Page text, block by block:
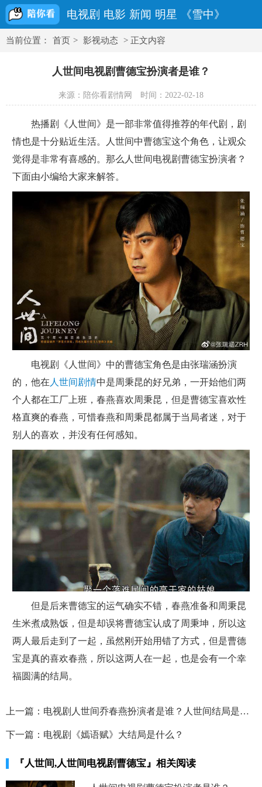
电视剧 电影 新闻 明星 《雪中》
当前位置： 首页 > 影视动态 > 正文内容
人世间电视剧曹德宝扮演者是谁？
来源：陪你看剧情网 时间：2022-02-18
热播剧《人世间》是一部非常值得推荐的年代剧，剧
情也是十分贴近生活。人世间中曹德宝这个角色，让观众
觉得是非常有喜感的。那么人世间电视剧曹德宝扮演者？
下面由小编给大家来解答。
电视剧《人世间》中的曹德宝角色是由张瑞涵扮演
的，他在 人世间剧情中是周秉昆的好兄弟，一开始他们两
个人都在工厂上班，春燕喜欢周秉昆，但是曹德宝喜欢性
格直爽的春燕，可惜春燕和周秉昆都属于当局者迷，对于
别人的喜欢，并没有任何感知。
但是后来曹德宝的运气确实不错，春燕准备和周秉昆
生米煮成熟饭，但是却误将曹德宝认成了周秉坤，所以这
两人最后走到了一起，虽然刚开始用错了方式，但是曹德
宝是真的喜欢春燕，所以这两人在一起，也是会有一个幸
福圆满的结局。
上一篇： 电视剧人世间乔春燕扮演者是谁？人世间结局是什么？
下一篇： 电视剧《嫣语赋》大结局是什么？
『人世间,人世间电视剧曹德宝』相关阅读